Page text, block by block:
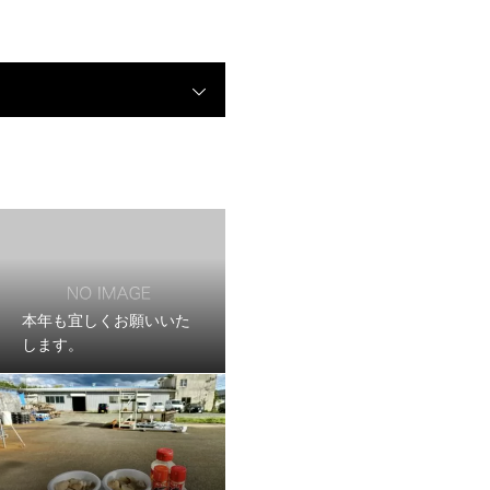
本年も宜しくお願いいた
します。